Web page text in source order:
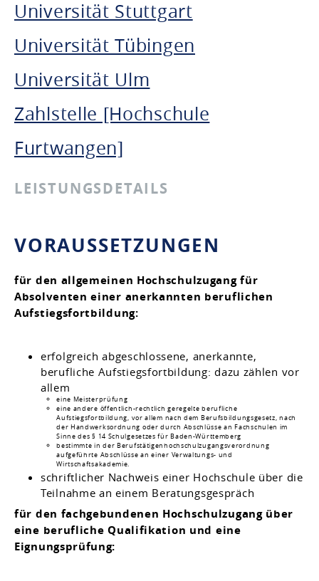
Universität Stuttgart
Universität Tübingen
Universität Ulm
Zahlstelle [Hochschule
Furtwangen]
LEISTUNGSDETAILS
VORAUSSETZUNGEN
für den allgemeinen Hochschulzugang für
Absolventen einer anerkannten beruflichen
Aufstiegsfortbildung:
erfolgreich abgeschlossene, anerkannte,
berufliche Aufstiegsfortbildung: dazu zählen vor
allem
eine Meisterprüfung
eine andere öffentlich-rechtlich geregelte berufliche
Aufstiegsfortbildung, vor allem nach dem Berufsbildungsgesetz, nach
der Handwerksordnung oder durch Abschlüsse an Fachschulen im
Sinne des § 14 Schulgesetzes für Baden-Württemberg
bestimmte in der Berufstätigenhochschulzugangsverordnung
aufgeführte Abschlüsse an einer Verwaltungs- und
Wirtschaftsakademie.
schriftlicher Nachweis einer Hochschule über die
Teilnahme an einem Beratungsgespräch
für den fachgebundenen Hochschulzugang über
eine berufliche Qualifikation und eine
Eignungsprüfung: